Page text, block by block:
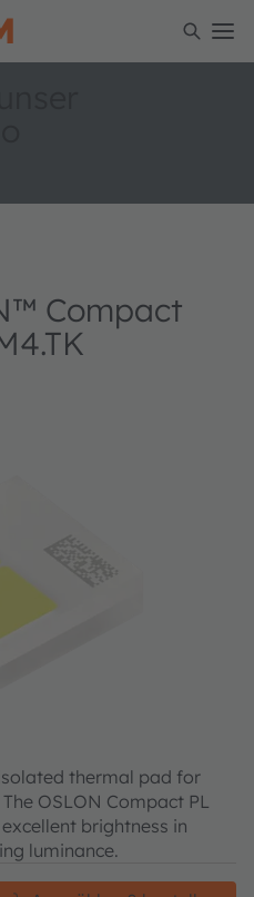
Compact
thermal pad for
OSLON Compact PL
brightness in
luminance.